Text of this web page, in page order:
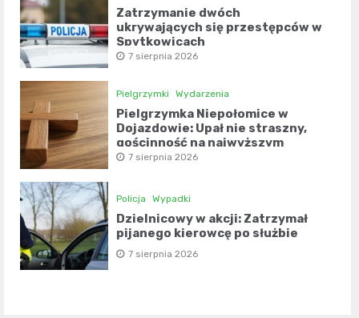
Zatrzymanie dwóch
ukrywających się przestępców w
Spytkowicach
7 sierpnia 2026
Pielgrzymki Wydarzenia
Pielgrzymka Niepołomice w
Dojazdowie: Upał nie straszny,
gościnność na najwyższym
poziomie
7 sierpnia 2026
Policja Wypadki
Dzielnicowy w akcji: Zatrzymał
pijanego kierowcę po służbie
7 sierpnia 2026